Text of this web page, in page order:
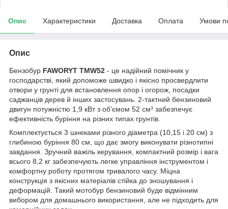
Опис Характеристики Доставка Оплата Умови
Опис
Бензобур FAWORYT TMW52 - це надійний помічник у
господарстві, який допоможе швидко і якісно просвердлити
отвори у грунті для встановлення опор і огорож, посадки
саджанців дерев й інших застосувань. 2-тактний бензиновий
двигун потужністю 1,9 кВт з об’ємом 52 см³ забезпечує
ефективність буріння на різних типах грунтів.
Комплектується 3 шнеками різного діаметра (10,15 і 20 см) з
глибиною буріння 80 см, що дає змогу виконувати різнотипні
завдання. Зручний важіль керування, компактний розмір і вага
всього 8,2 кг забезпечують легке управління інструментом і
комфортну роботу протягом тривалого часу. Міцна
конструкція з якісних матеріалів стійка до зношування і
деформацій. Такий мотобур бензиновий буде відмінним
вибором для домашнього використання, але не підходить для